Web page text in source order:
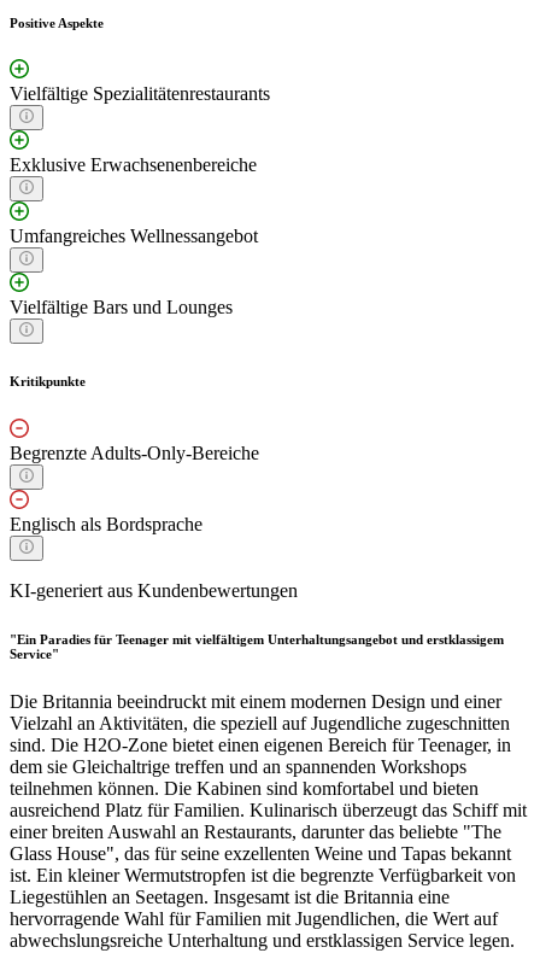
Positive Aspekte
Vielfältige Spezialitätenrestaurants
Exklusive Erwachsenenbereiche
Umfangreiches Wellnessangebot
Vielfältige Bars und Lounges
Kritikpunkte
Begrenzte Adults-Only-Bereiche
Englisch als Bordsprache
KI-generiert aus Kundenbewertungen
"Ein Paradies für Teenager mit vielfältigem Unterhaltungsangebot und erstklassigem
Service"
Die Britannia beeindruckt mit einem modernen Design und einer
Vielzahl an Aktivitäten, die speziell auf Jugendliche zugeschnitten
sind. Die H2O-Zone bietet einen eigenen Bereich für Teenager, in
dem sie Gleichaltrige treffen und an spannenden Workshops
teilnehmen können. Die Kabinen sind komfortabel und bieten
ausreichend Platz für Familien. Kulinarisch überzeugt das Schiff mit
einer breiten Auswahl an Restaurants, darunter das beliebte "The
Glass House", das für seine exzellenten Weine und Tapas bekannt
ist. Ein kleiner Wermutstropfen ist die begrenzte Verfügbarkeit von
Liegestühlen an Seetagen. Insgesamt ist die Britannia eine
hervorragende Wahl für Familien mit Jugendlichen, die Wert auf
abwechslungsreiche Unterhaltung und erstklassigen Service legen.